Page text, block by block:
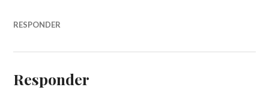
RESPONDER
Responder